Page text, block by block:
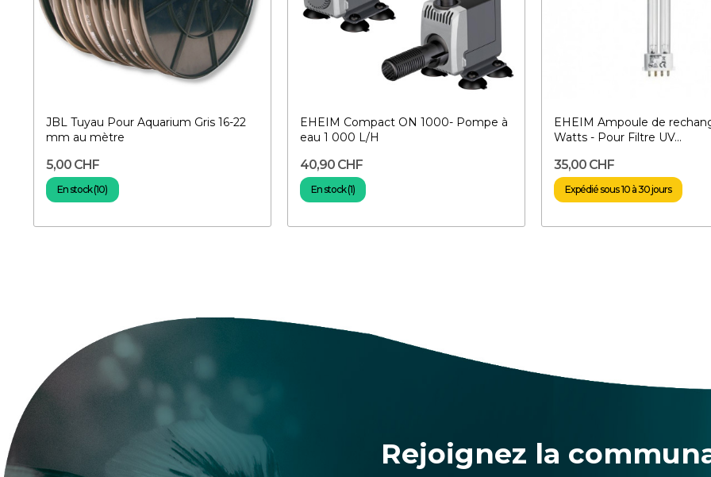
JBL Tuyau Pour Aquarium Gris 16-22
mm au mètre
5,00 CHF
En stock (10)
EHEIM Compact ON 1000- Pompe à
eau 1 000 L/H
40,90 CHF
En stock (1)
EHEIM Ampoule de
Watts - Pour Filtre UV...
35,00 CHF
Expédié sous 10 à 30 jours
Rejoignez la